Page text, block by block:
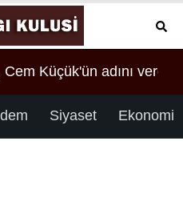
Küçük'ün adını verdi!
Siyaset Ekonomi